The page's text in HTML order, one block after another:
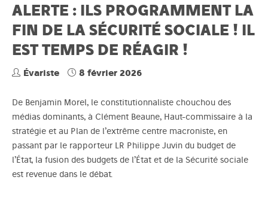
ALERTE : ILS PROGRAMMENT LA
FIN DE LA SÉCURITÉ SOCIALE ! IL
EST TEMPS DE RÉAGIR !
Évariste 8 février 2026
De Benjamin Morel, le constitutionnaliste chouchou des
médias dominants, à Clément Beaune, Haut-commissaire à la
stratégie et au Plan de l’extrême centre macroniste, en
passant par le rapporteur LR Philippe Juvin du budget de
l’État, la fusion des budgets de l’État et de la Sécurité sociale
est revenue dans le débat.